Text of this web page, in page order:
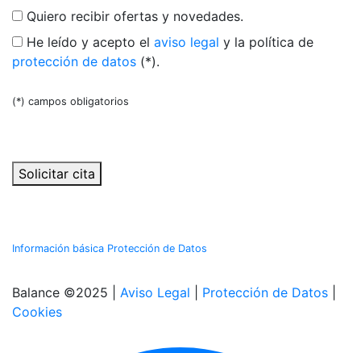
Quiero recibir ofertas y novedades.
He leído y acepto el aviso legal y la política de
protección de datos (*).
(*) campos obligatorios
Solicitar cita
Información básica Protección de Datos
Balance ©2025 | Aviso Legal Protección de Datos
Cookies